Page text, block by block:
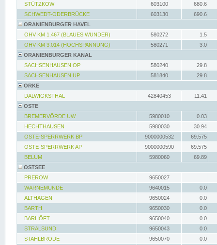
STÜTZKOW
603100
680.6
SCHWEDT-ODERBRÜCKE
603130
690.6
ORANIENBURGER HAVEL
OHV KM 1.467 (BLAUES WUNDER)
580272
1.5
OHV KM 3.014 (HOCHSPANNUNG)
580271
3.0
ORANIENBURGER KANAL
SACHSENHAUSEN OP
580240
29.8
SACHSENHAUSEN UP
581840
29.8
ORKE
DALWIGKSTHAL
42840453
11.41
OSTE
BREMERVÖRDE UW
5980010
0.03
HECHTHAUSEN
5980030
30.94
OSTE-SPERRWERK BP
9000000532
69.575
OSTE-SPERRWERK AP
9000000590
69.575
BELUM
5980060
69.89
OSTSEE
PREROW
9650027
WARNEMÜNDE
9640015
0.0
ALTHAGEN
9650024
0.0
BARTH
9650030
0.0
BARHÖFT
9650040
0.0
STRALSUND
9650043
0.0
STAHLBRODE
9650070
0.0